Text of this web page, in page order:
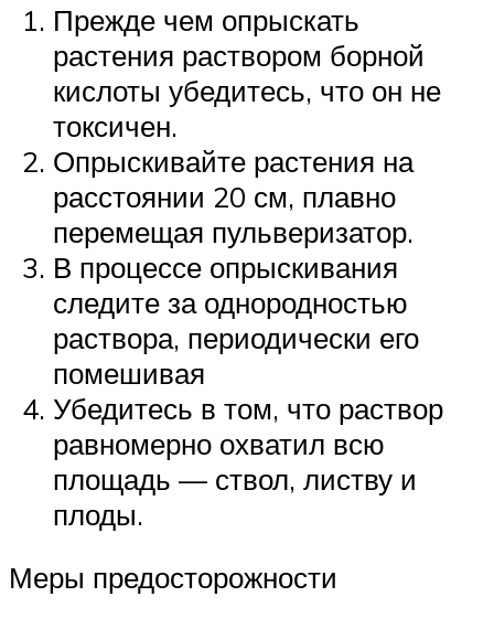
Прежде чем опрыскать
растения раствором борной
кислоты убедитесь, что он не
токсичен.
Опрыскивайте растения на
расстоянии 20 см, плавно
перемещая пульверизатор.
В процессе опрыскивания
следите за однородностью
раствора, периодически его
помешивая
Убедитесь в том, что раствор
равномерно охватил всю
площадь — ствол, листву и
плоды.
Меры предосторожности